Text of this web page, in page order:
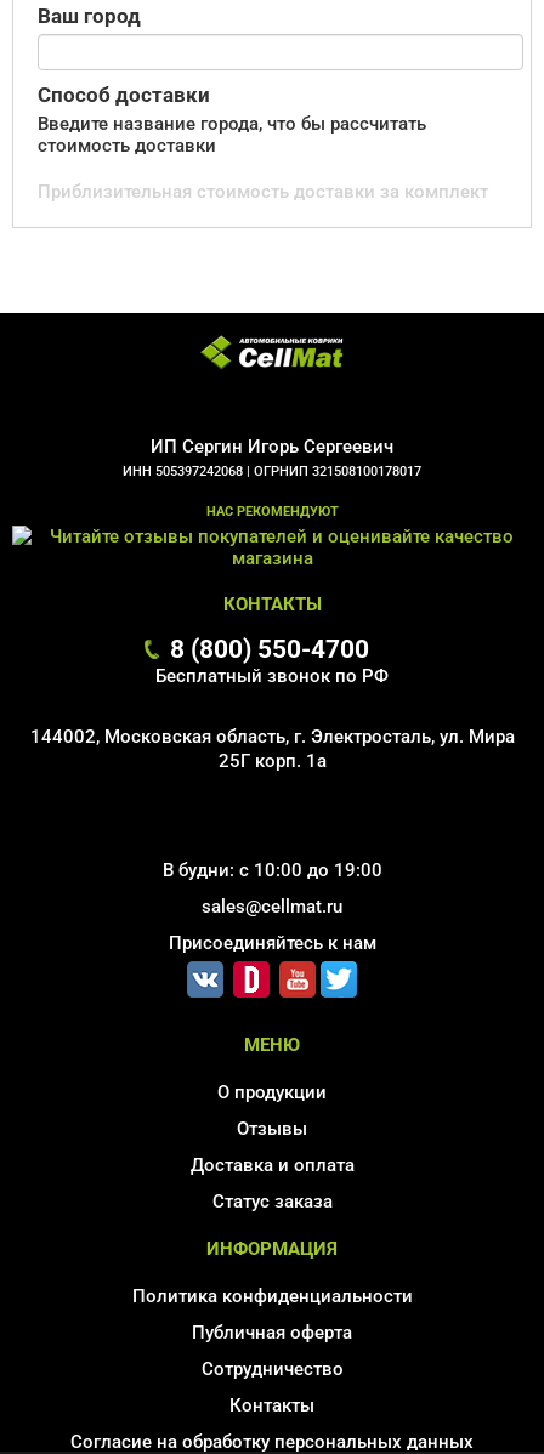
Ваш город
Способ доставки
Введите название города, что бы рассчитать
стоимость доставки
Приблизительная стоимость доставки за комплект
ИП Сергин Игорь Сергеевич
ИНН 505397242068 | ОГРНИП 321508100178017
НАС РЕКОМЕНДУЮТ
КОНТАКТЫ
8 (800) 550-4700
Бесплатный звонок по РФ
144002, Московская область, г. Электросталь, ул. Мира
25Г корп. 1а
В будни: с 10:00 до 19:00
sales@cellmat.ru
Присоединяйтесь к нам
МЕНЮ
О продукции
Отзывы
Доставка и оплата
Статус заказа
ИНФОРМАЦИЯ
Политика конфиденциальности
Публичная оферта
Сотрудничество
Контакты
Согласие на обработку персональных данных